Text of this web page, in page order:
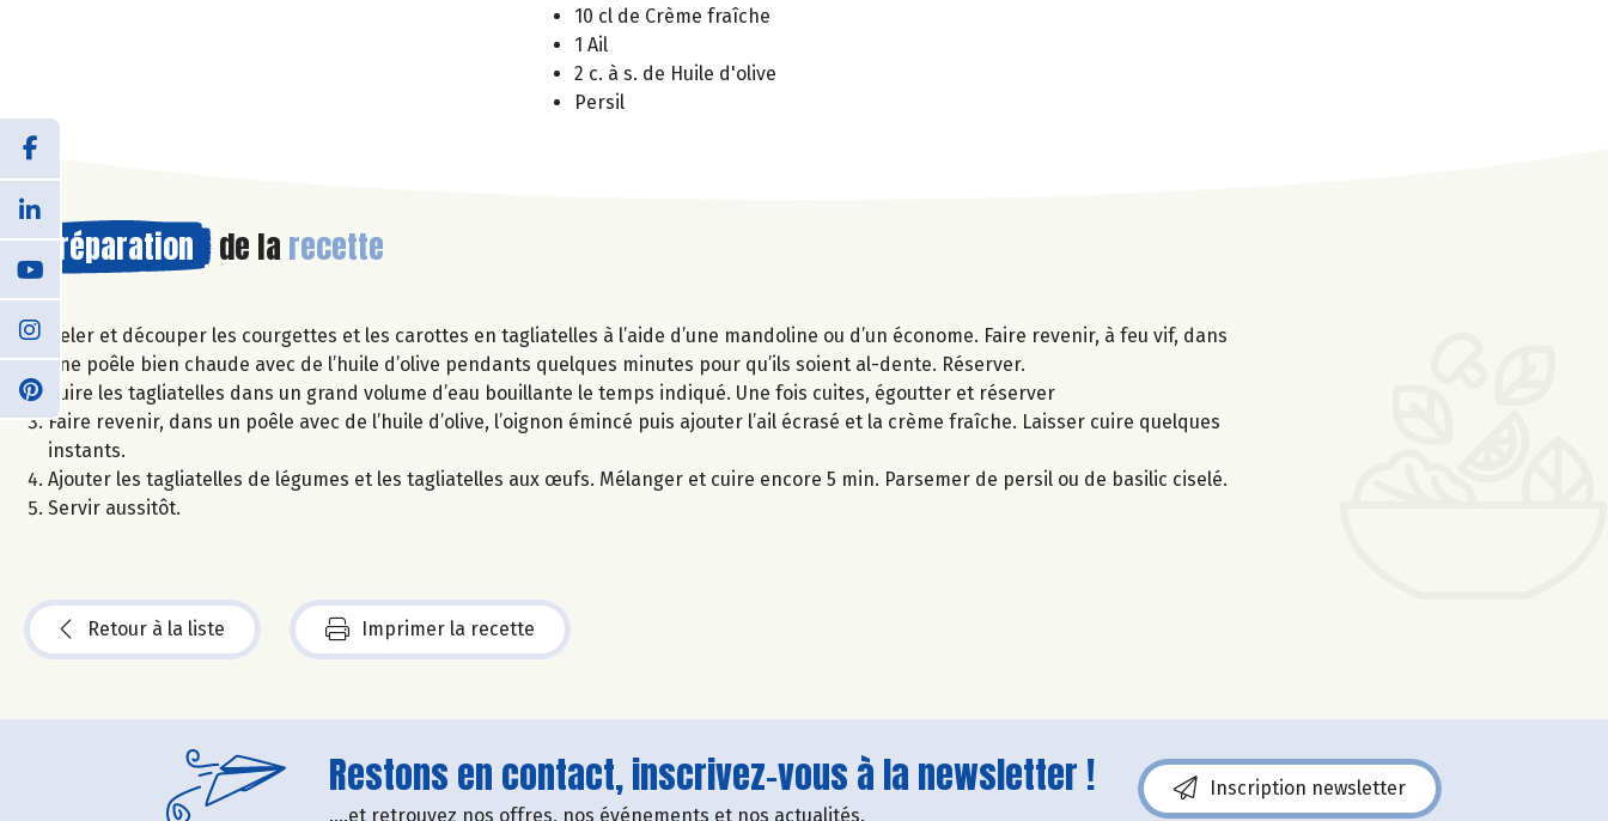
10 cl de Crème fraîche
1 Ail
2 c. à s. de Huile d'olive
Persil
Préparation de la recette
Peler et découper les courgettes et les carottes en tagliatelles à l’aide d’une mandoline ou d’un économe. Faire revenir, à feu vif, dans
une poêle bien chaude avec de l’huile d’olive pendants quelques minutes pour qu’ils soient al-dente. Réserver.
Cuire les tagliatelles dans un grand volume d’eau bouillante le temps indiqué. Une fois cuites, égoutter et réserver
Faire revenir, dans un poêle avec de l’huile d’olive, l’oignon émincé puis ajouter l’ail écrasé et la crème fraîche. Laisser cuire quelques
instants.
Ajouter les tagliatelles de légumes et les tagliatelles aux œufs. Mélanger et cuire encore 5 min. Parsemer de persil ou de basilic ciselé.
Servir aussitôt.
Retour à la liste Imprimer la recette
Restons en contact, inscrivez-vous à la newsletter !
....et retrouvez nos offres, nos événements et nos actualités.
Inscription newsletter